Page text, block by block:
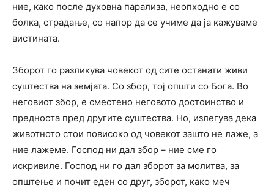
ние, како после духовна парализа, неопходно е со
болка, страдање, со напор да се учиме да ја кажуваме
вистината.
Зборот го разликува човекот од сите останати живи
суштества на земјата. Со збор, тој општи со Бога. Во
неговиот збор, е сместено неговото достоинство и
предноста пред другите суштества. Но, излегува дека
животното стои повисоко од човекот зашто не лаже, а
ние лажеме. Господ ни дал збор – ние сме го
искривиле. Господ ни го дал зборот за молитва, за
општење и почит еден со друг, зборот, како меч